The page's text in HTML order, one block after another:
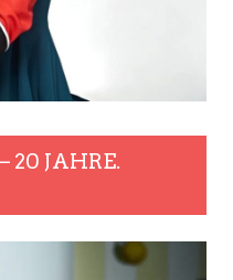
20 JAHRE.